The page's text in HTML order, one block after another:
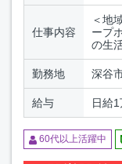
仕事内容
＜地
ープ
の生
勤務地 深谷
給与 日給
60代以上活躍中